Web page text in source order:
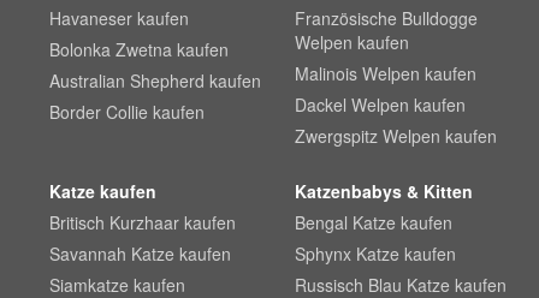
Havaneser kaufen
Bolonka Zwetna kaufen
Australian Shepherd kaufen
Border Collie kaufen
Französische Bulldogge
Welpen kaufen
Malinois Welpen kaufen
Dackel Welpen kaufen
Zwergspitz Welpen kaufen
Katze kaufen
Britisch Kurzhaar kaufen
Savannah Katze kaufen
Siamkatze kaufen
Katzenbabys & Kitten
Bengal Katze kaufen
Sphynx Katze kaufen
Russisch Blau Katze kaufen